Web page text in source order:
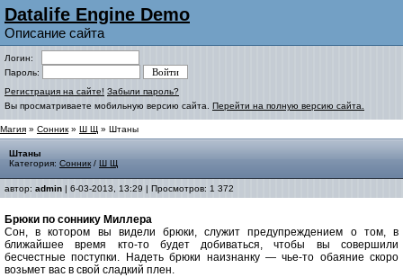
Datalife Engine Demo
Описание сайта
Логин:
Пароль:
Регистрация на сайте! Забыли пароль?
Вы просматриваете мобильную версию сайта. Перейти на полную версию сайта.
Магия » Сонник » Ш Щ » Штаны
Штаны
Категория: Сонник / Ш Щ
автор: admin | 6-03-2013, 13:29 | Просмотров: 1 372
Брюки по соннику Миллера
Сон, в котором вы видели брюки, служит предупреждением о том, в
ближайшее время кто-то будет добиваться, чтобы вы совершили
бесчестные поступки. Надеть брюки наизнанку — чье-то обаяние скоро
возьмет вас в свой сладкий плен.